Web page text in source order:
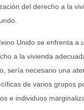
del derecho a la
Unido se enfrenta
a la vivienda
sería necesario una
de varios grupos
e individuos